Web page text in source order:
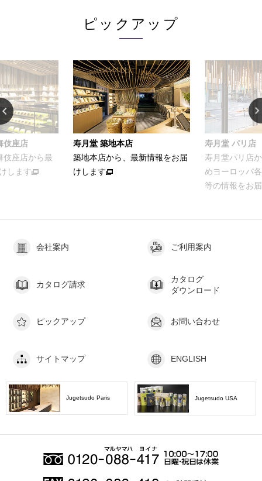
ピックアップ
伎座店
伎座店から最
します
寿月堂 築地本店
築地本店から、最新情報をお届
けします
寿月堂 パリ店
寿月堂パリ店
めヨーロッパ
等の情報をお
会社案内 ご利用案内
カタログ請求
カタログ
ダウンロード
ピックアップ お問い合わせ
サイトマップ ENGLISH
Jugetsudo Paris Jugetsudo USA